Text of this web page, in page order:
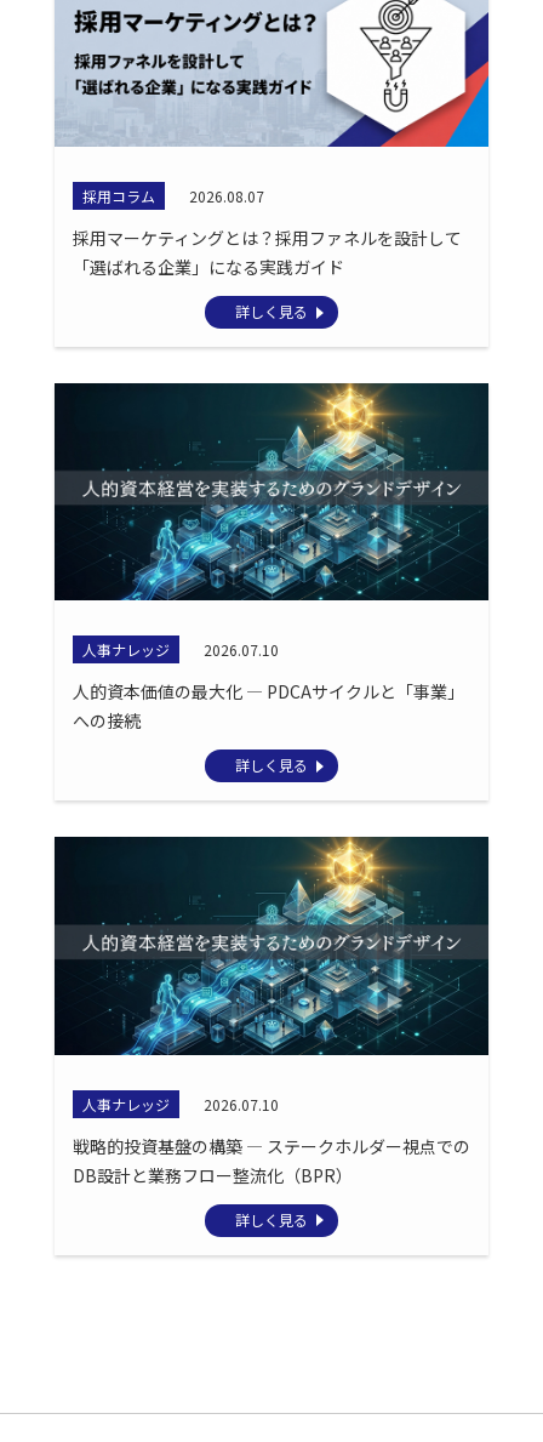
採用コラム 2026.08.07
採用マーケティングとは？採用ファネルを設計して
「選ばれる企業」になる実践ガイド
詳しく見る
人事ナレッジ 2026.07.10
人的資本価値の最大化 ― PDCAサイクルと「事業」
への接続
詳しく見る
人事ナレッジ 2026.07.10
戦略的投資基盤の構築 ― ステークホルダー視点での
DB設計と業務フロー整流化（BPR）
詳しく見る